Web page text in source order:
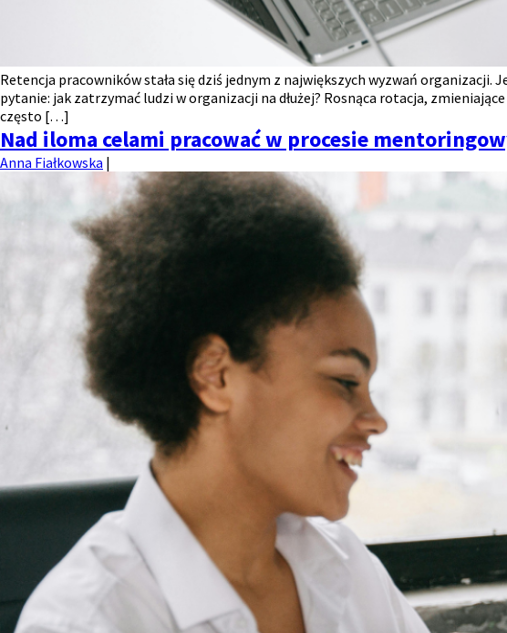
Retencja pracowników stała się dziś jednym z największych wyzwań organizacji.
pytanie: jak zatrzymać ludzi w organizacji na dłużej? Rosnąca rotacja,
często […]
Nad iloma celami pracować w procesie
Anna Fiałkowska |